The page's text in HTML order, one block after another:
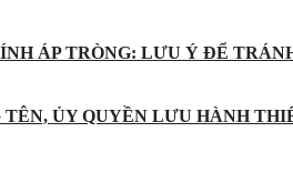
ÁP TRÒNG: LƯU Ý ĐỂ
ỦY QUYỀN LƯU HÀNH